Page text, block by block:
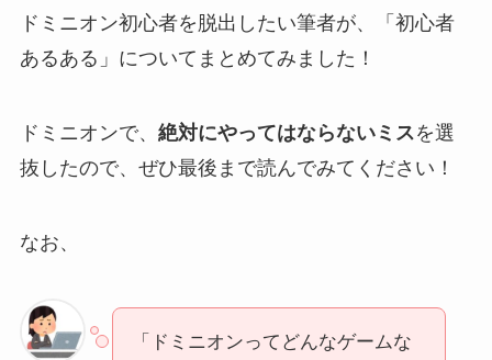
ドミニオン初心者を脱出したい筆者が、「初心者
あるある」についてまとめてみました！
ドミニオンで、 絶対にやってはならないミスを選
抜したので、ぜひ最後まで読んでみてください！
なお、
「ドミニオンってどんなゲームな